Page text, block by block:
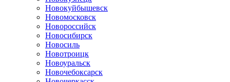
Новокуйбышевск
Новомосковск
Новороссийск
Новосибирск
Новосиль
Новотроицк
Новоуральск
Новочебоксарск